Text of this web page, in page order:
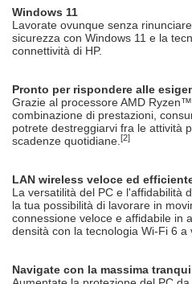
Windows 11
Lavorate ovunque senza
sicurezza con Windows 11 e la
connettività di HP.
Pronto per rispondere alle
Grazie al processore AMD
combinazione di prestazioni,
potrete destreggiarvi fra le attività
scadenze quotidiane. [2]
LAN wireless veloce ed
La versatilità del PC e l'affidabilità
la tua possibilità di lavorare in
connessione veloce e affidabile in
densità con la tecnologia Wi-Fi 6 a
Navigate con la massima